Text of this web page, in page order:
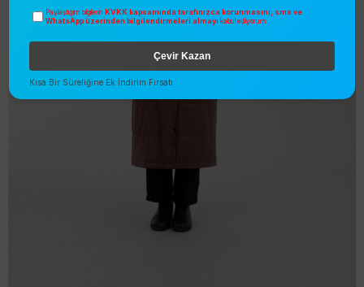
Paylaştığım bilgilerin KVKK kapsamında tarafınızca korunmasını, sms ve
WhatsApp üzerinden bilgilendirmeleri almayı kabul ediyorum.
Çevir Kazan
Kısa Bir Süreliğine Ek İndirim Fırsatı